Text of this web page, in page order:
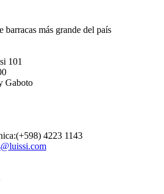
barracas más grande del país
101
Gaboto
4223 1143